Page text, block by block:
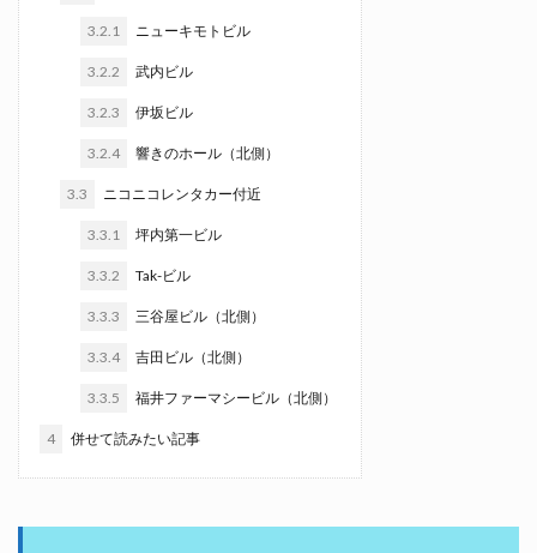
3.2.1 ニューキモトビル
3.2.2 武内ビル
3.2.3 伊坂ビル
3.2.4 響きのホール（北側）
3.3 ニコニコレンタカー付近
3.3.1 坪内第一ビル
3.3.2 Tak-ビル
3.3.3 三谷屋ビル（北側）
3.3.4 吉田ビル（北側）
3.3.5 福井ファーマシービル（北側）
4 併せて読みたい記事